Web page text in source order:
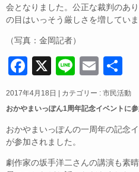
会となりました。公正な裁判のあ
の目はいっそう厳しさを増していま
（写真：金岡記者）
F
a
c
e
b
o
X
Li
n
e
E
m
ail
有
2017年4月18日 | カテゴリー : 市民活動
おかやまいっぽん1周年記念イベントに
おかやまいっぽんの一周年の記念
が参加されました。
劇作家の坂手洋二さんの講演も素